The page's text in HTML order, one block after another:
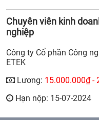
Chuyên viên kinh
nghiệp
Công ty Cổ phần Công
ETEK
Lương: 15.000.000₫ -
Hạn nộp: 15-07-2024